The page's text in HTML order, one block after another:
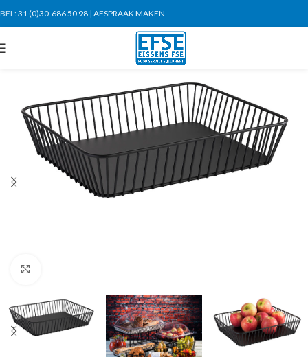
BEL:31 (0)30-686 50 98 | AFSPRAAK MAKEN